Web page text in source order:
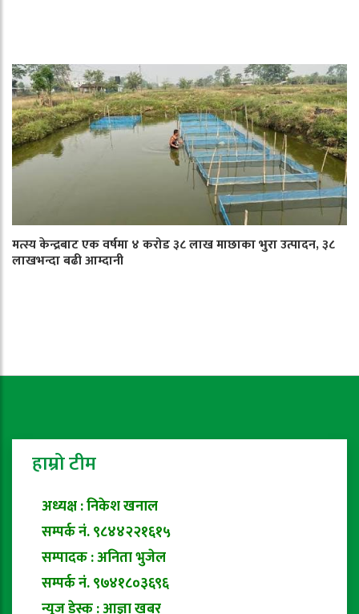
मत्स्य केन्द्रबाट एक वर्षमा ४ करोड ३८ लाख माछाका भुरा उत्पादन, ३८
लाखभन्दा बढी आम्दानी
हाम्रो टीम
अध्यक्ष : निकेश खनाल
सम्पर्क नं. ९८४४२२१६१५
सम्पादक : अनिता भुजेल
सम्पर्क नं. ९७४१८०३६९६
न्यूज डेस्क : आज्ञा खबर